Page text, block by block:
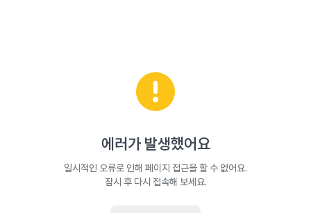
에러가 발생했어요
일시적인 오류로 인해 페이지 접근을 할 수 없어요.
잠시 후 다시 접속해 보세요.